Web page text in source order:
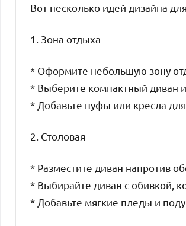
Вот несколько идей дизайна
1. Зона отдыха
* Оформите небольшую зону
* Выберите компактный диван
* Добавьте пуфы или кресла
2. Столовая
* Разместите диван напротив
* Выбирайте диван с обивкой,
* Добавьте мягкие пледы и